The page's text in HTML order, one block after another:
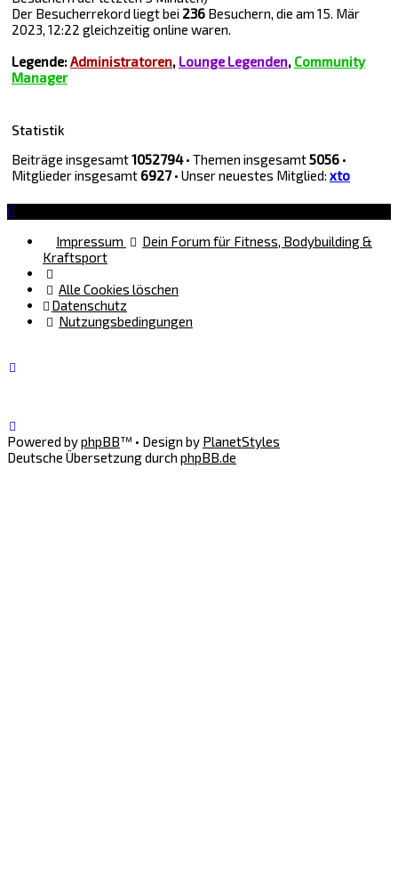
Der Besucherrekord liegt bei 236 Besuchern, die am 15. Mär
2023, 12:22 gleichzeitig online waren.
Legende:Administratoren, Lounge Legenden, Community
Manager
Statistik
Beiträge insgesamt1052794• Themen insgesamt5056 •
Mitglieder insgesamt 6927• Unser neuestes Mitglied: xto
Impressum
Dein Forum für Fitness, Bodybuilding &
Kraftsport
Alle Cookies löschen
Datenschutz
Nutzungsbedingungen
Powered byphpBB™ • Design by PlanetStyles
Deutsche Übersetzung durch phpBB.de